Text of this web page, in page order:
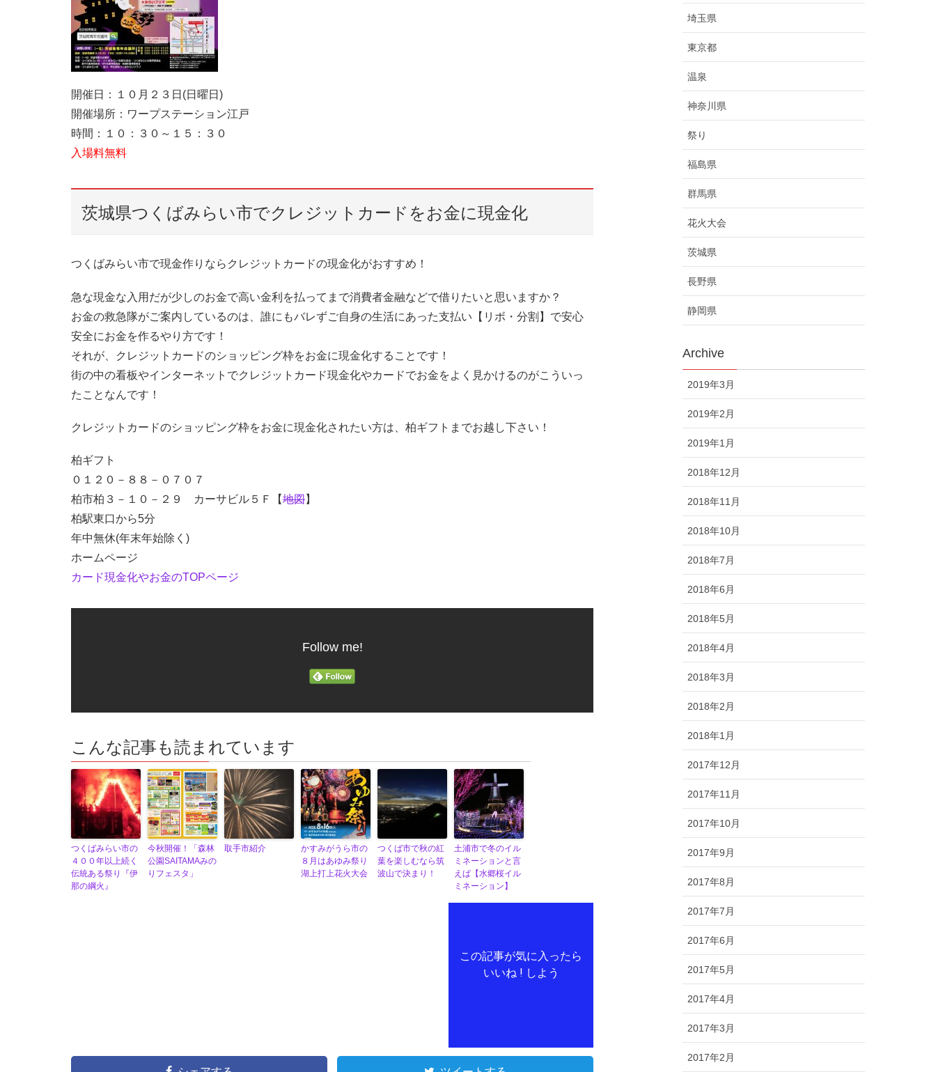
開催日：１０月２３日(日曜日)
開催場所：ワープステーション江戸
時間：１０：３０～１５：３０
入場料無料
茨城県つくばみらい市でクレジットカードをお金に現金化
つくばみらい市で現金作りならクレジットカードの現金化がおすすめ！
急な現金な入用だが少しのお金で高い金利を払ってまで消費者金融などで借りたいと思いますか？
お金の救急隊がご案内しているのは、誰にもバレずご自身の生活にあった支払い【リボ・分割】で安心
安全にお金を作るやり方です！
それが、クレジットカードのショッピング枠をお金に現金化することです！
街の中の看板やインターネットでクレジットカード現金化やカードでお金をよく見かけるのがこういっ
たことなんです！
クレジットカードのショッピング枠をお金に現金化されたい方は、柏ギフトまでお越し下さい！
柏ギフト
０１２０－８８－０７０７
柏市柏３－１０－２９ カーサビル５Ｆ【地図】
柏駅東口から5分
年中無休(年末年始除く)
ホームページ
カード現金化やお金のTOPページ
Follow me!
こんな記事も読まれています
つくばみらい市の
４００年以上続く
伝統ある祭り『伊
那の綱火』
今秋開催！「森林
公園SAITAMAみの
りフェスタ」
取手市紹介
かすみがうら市の
８月はあゆみ祭り
湖上打上花火大会
つくば市で秋の紅
葉を楽しむなら筑
波山で決まり！
土浦市で冬のイル
ミネーションと言
えば【水郷桜イル
ミネーション】
この記事が気に入ったら
いいね ! しよう
埼玉県
東京都
温泉
神奈川県
祭り
福島県
群馬県
花火大会
茨城県
長野県
静岡県
Archive
2019年3月
2019年2月
2019年1月
2018年12月
2018年11月
2018年10月
2018年7月
2018年6月
2018年5月
2018年4月
2018年3月
2018年2月
2018年1月
2017年12月
2017年11月
2017年10月
2017年9月
2017年8月
2017年7月
2017年6月
2017年5月
2017年4月
2017年3月
2017年2月